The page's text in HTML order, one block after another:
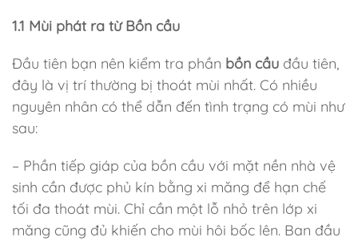
1.1 Mùi phát ra từ Bồn cầu
Đầu tiên bạn nên kiểm tra phần bồn cầu đầu tiên,
đây là vị trí thường bị thoát mùi nhất. Có nhiều
nguyên nhân có thể dẫn đến tình trạng có mùi như
sau:
– Phần tiếp giáp của bồn cầu với mặt nền nhà vệ
sinh cần được phủ kín bằng xi măng để hạn chế
tối đa thoát mùi. Chỉ cần một lỗ nhỏ trên lớp xi
măng cũng đủ khiến cho mùi hôi bốc lên. Ban đầu